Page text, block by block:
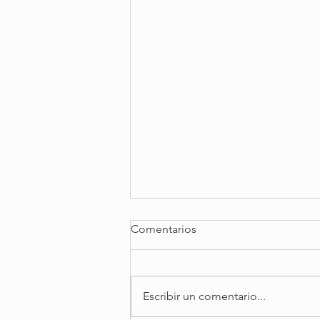
Comentarios
Escribir un comentario...